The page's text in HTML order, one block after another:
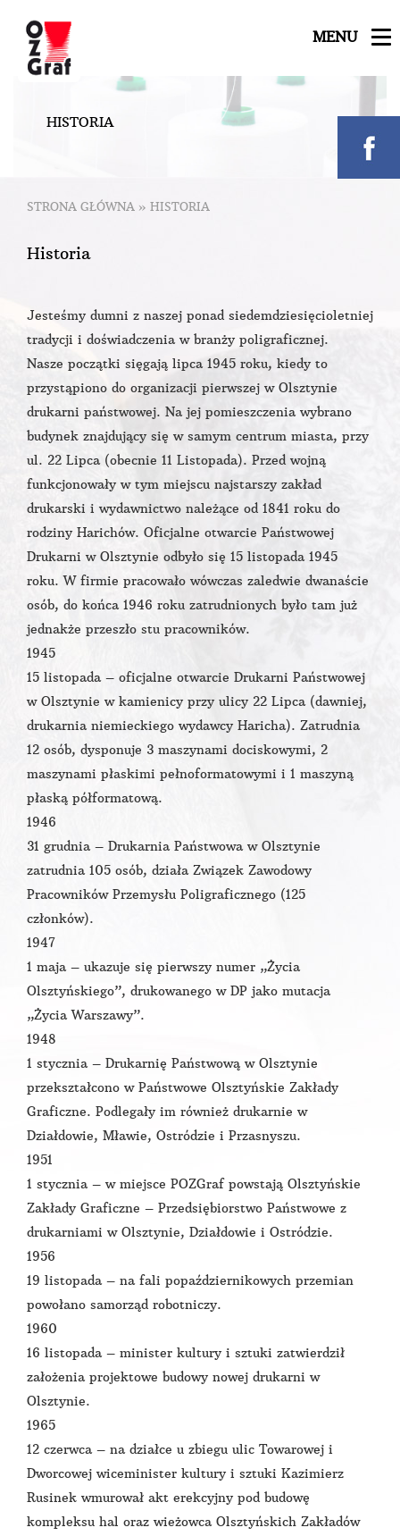
MENU
HISTORIA
STRONA GŁÓWNA » HISTORIA
Historia
Jesteśmy dumni z naszej ponad siedemdziesięcioletniej
tradycji i doświadczenia w branży poligraficznej.
Nasze początki sięgają lipca 1945 roku, kiedy to
przystąpiono do organizacji pierwszej w Olsztynie
drukarni państwowej. Na jej pomieszczenia wybrano
budynek znajdujący się w samym centrum miasta, przy
ul. 22 Lipca (obecnie 11 Listopada). Przed wojną
funkcjonowały w tym miejscu najstarszy zakład
drukarski i wydawnictwo należące od 1841 roku do
rodziny Harichów. Oficjalne otwarcie Państwowej
Drukarni w Olsztynie odbyło się 15 listopada 1945
roku. W firmie pracowało wówczas zaledwie dwanaście
osób, do końca 1946 roku zatrudnionych było tam już
jednakże przeszło stu pracowników.
1945
15 listopada – oficjalne otwarcie Drukarni Państwowej
w Olsztynie w kamienicy przy ulicy 22 Lipca (dawniej,
drukarnia niemieckiego wydawcy Haricha). Zatrudnia
12 osób, dysponuje 3 maszynami dociskowymi, 2
maszynami płaskimi pełnoformatowymi i 1 maszyną
płaską półformatową.
1946
31 grudnia – Drukarnia Państwowa w Olsztynie
zatrudnia 105 osób, działa Związek Zawodowy
Pracowników Przemysłu Poligraficznego (125
członków).
1947
1 maja – ukazuje się pierwszy numer „Życia
Olsztyńskiego”, drukowanego w DP jako mutacja
„Życia Warszawy”.
1948
1 stycznia – Drukarnię Państwową w Olsztynie
przekształcono w Państwowe Olsztyńskie Zakłady
Graficzne. Podlegały im również drukarnie w
Działdowie, Mławie, Ostródzie i Przasnyszu.
1951
1 stycznia – w miejsce POZGraf powstają Olsztyńskie
Zakłady Graficzne – Przedsiębiorstwo Państwowe z
drukarniami w Olsztynie, Działdowie i Ostródzie.
1956
19 listopada – na fali popaździernikowych przemian
powołano samorząd robotniczy.
1960
16 listopada – minister kultury i sztuki zatwierdził
założenia projektowe budowy nowej drukarni w
Olsztynie.
1965
12 czerwca – na działce u zbiegu ulic Towarowej i
Dworcowej wiceminister kultury i sztuki Kazimierz
Rusinek wmurował akt erekcyjny pod budowę
kompleksu hal oraz wieżowca Olsztyńskich Zakładów